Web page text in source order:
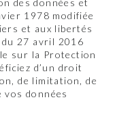
1978 modifiée
et aux libertés
du 27 avril 2016
sur la Protection
d’un droit
de limitation, de
vos données